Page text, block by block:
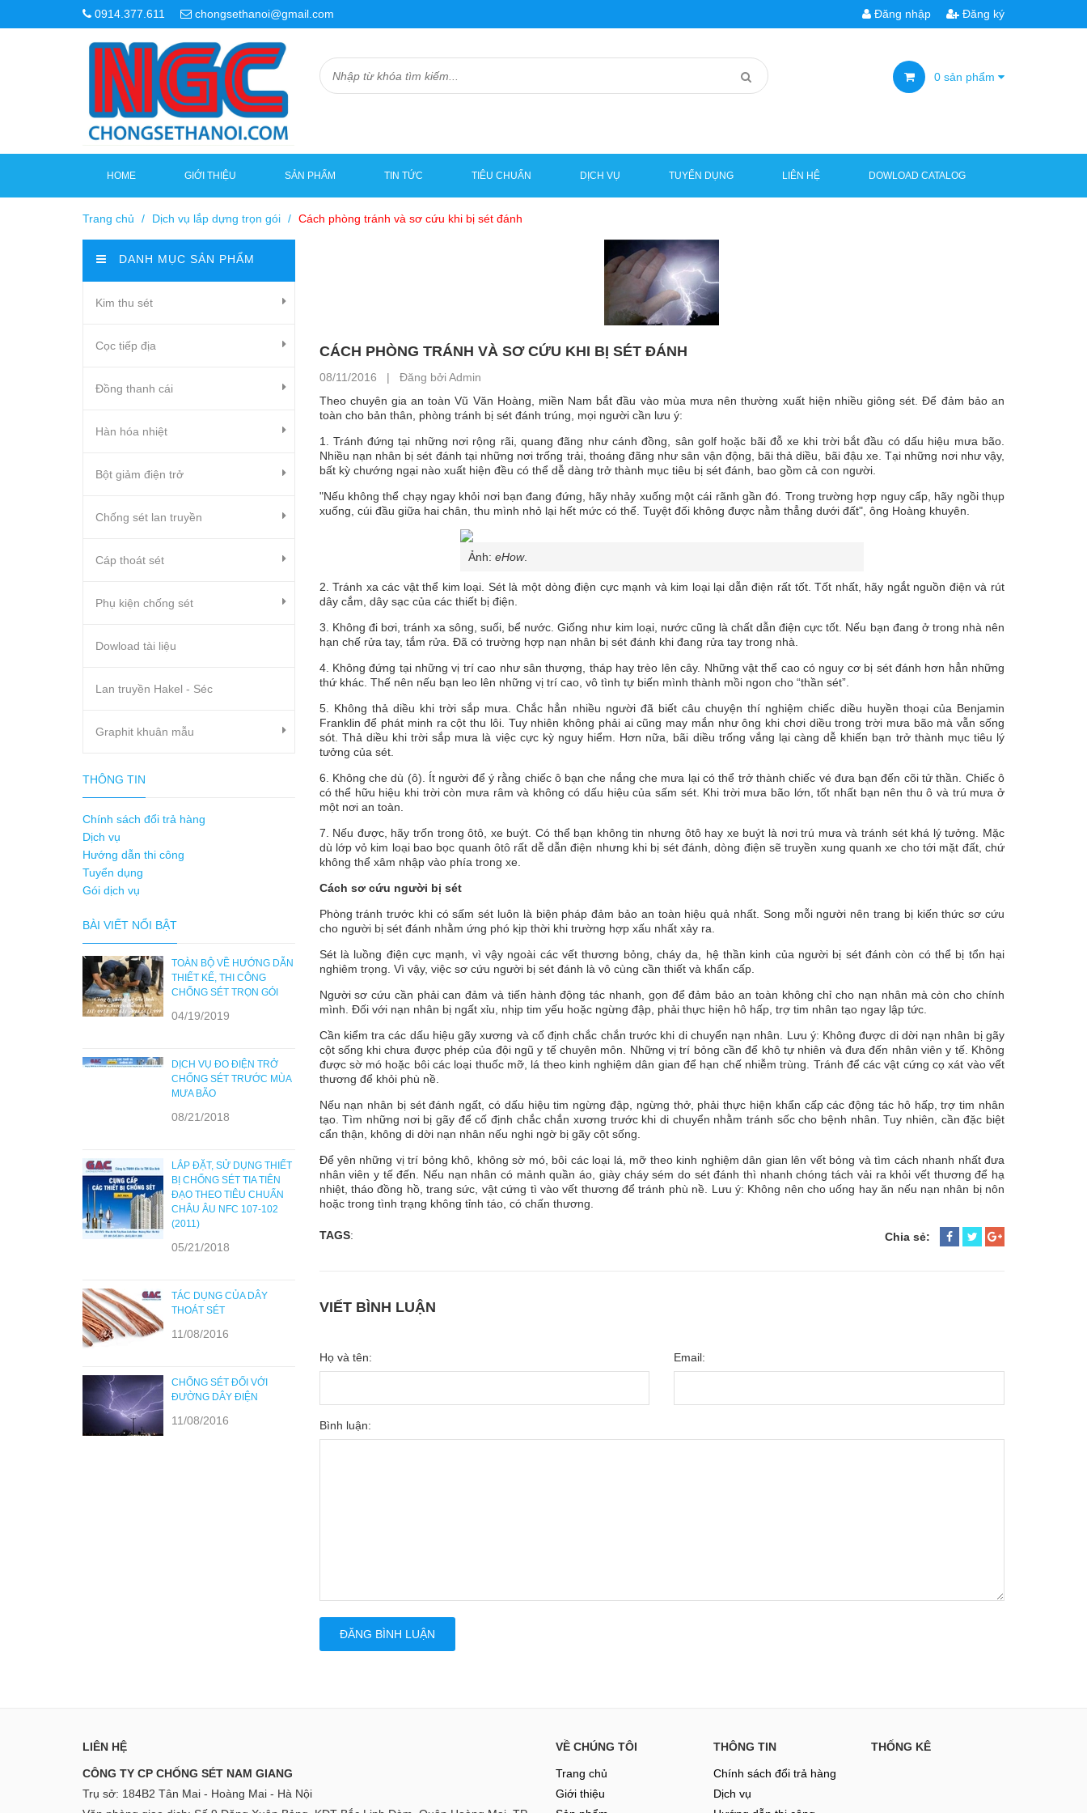
0914.377.611 chongsethanoi@gmail.com Đăng nhập Đăng ký
0 sản phẩm
HOME GIỚI THIỆU SẢN PHẨM TIN TỨC TIÊU CHUẨN DỊCH VỤ TUYỂN DỤNG LIÊN HỆ DOWLOAD CATALOG
Trang chủ / Dịch vụ lắp dựng trọn gói / Cách phòng tránh và sơ cứu khi bị sét đánh
CÁCH PHÒNG TRÁNH VÀ SƠ CỨU KHI BỊ SÉT ĐÁNH
08/11/2016 | Đăng bởi Admin
Theo chuyên gia an toàn Vũ Văn Hoàng, miền Nam bắt đầu vào mùa mưa nên thường xuất hiện nhiều giông sét. Để đảm bảo an
toàn cho bản thân, phòng tránh bị sét đánh trúng, mọi người cần lưu ý:
1. Tránh đứng tại những nơi rộng rãi, quang đãng như cánh đồng, sân golf hoặc bãi đỗ xe khi trời bắt đầu có dấu hiệu mưa bão.
Nhiều nạn nhân bị sét đánh tại những nơi trống trải, thoáng đãng như sân vận động, bãi thả diều, bãi đậu xe. Tại những nơi như vậy,
bất kỳ chướng ngại nào xuất hiện đều có thể dễ dàng trở thành mục tiêu bị sét đánh, bao gồm cả con người.
"Nếu không thể chạy ngay khỏi nơi bạn đang đứng, hãy nhảy xuống một cái rãnh gần đó. Trong trường hợp nguy cấp, hãy ngồi thụp
xuống, cúi đầu giữa hai chân, thu mình nhỏ lại hết mức có thể. Tuyệt đối không được nằm thẳng dưới đất", ông Hoàng khuyên.
Ảnh: eHow.
2. Tránh xa các vật thể kim loại. Sét là một dòng điện cực mạnh và kim loại lại dẫn điện rất tốt. Tốt nhất, hãy ngắt nguồn điện và rút
dây cắm, dây sạc của các thiết bị điện.
3. Không đi bơi, tránh xa sông, suối, bể nước. Giống như kim loại, nước cũng là chất dẫn điện cực tốt. Nếu bạn đang ở trong nhà nên
hạn chế rửa tay, tắm rửa. Đã có trường hợp nạn nhân bị sét đánh khi đang rửa tay trong nhà.
4. Không đứng tại những vị trí cao như sân thượng, tháp hay trèo lên cây. Những vật thể cao có nguy cơ bị sét đánh hơn hẳn những
thứ khác. Thế nên nếu bạn leo lên những vị trí cao, vô tình tự biến mình thành mồi ngon cho “thần sét”.
5. Không thả diều khi trời sắp mưa. Chắc hẳn nhiều người đã biết câu chuyện thí nghiệm chiếc diều huyền thoại của Benjamin
Franklin để phát minh ra cột thu lôi. Tuy nhiên không phải ai cũng may mắn như ông khi chơi diều trong trời mưa bão mà vẫn sống
sót. Thả diều khi trời sắp mưa là việc cực kỳ nguy hiểm. Hơn nữa, bãi diều trống vắng lại càng dễ khiến bạn trở thành mục tiêu lý
tưởng của sét.
6. Không che dù (ô). Ít người để ý rằng chiếc ô bạn che nắng che mưa lại có thể trở thành chiếc vé đưa bạn đến cõi tử thần. Chiếc ô
có thể hữu hiệu khi trời còn mưa râm và không có dấu hiệu của sấm sét. Khi trời mưa bão lớn, tốt nhất bạn nên thu ô và trú mưa ở
một nơi an toàn.
7. Nếu được, hãy trốn trong ôtô, xe buýt. Có thể bạn không tin nhưng ôtô hay xe buýt là nơi trú mưa và tránh sét khá lý tưởng. Mặc
dù lớp vỏ kim loại bao bọc quanh ôtô rất dễ dẫn điện nhưng khi bị sét đánh, dòng điện sẽ truyền xung quanh xe cho tới mặt đất, chứ
không thể xâm nhập vào phía trong xe.
Cách sơ cứu người bị sét
Phòng tránh trước khi có sấm sét luôn là biện pháp đảm bảo an toàn hiệu quả nhất. Song mỗi người nên trang bị kiến thức sơ cứu
cho người bị sét đánh nhằm ứng phó kịp thời khi trường hợp xấu nhất xảy ra.
Sét là luồng điện cực mạnh, vì vậy ngoài các vết thương bỏng, cháy da, hệ thần kinh của người bị sét đánh còn có thể bị tổn hại
nghiêm trọng. Vì vậy, việc sơ cứu người bị sét đánh là vô cùng cần thiết và khẩn cấp.
Người sơ cứu cần phải can đảm và tiến hành động tác nhanh, gọn để đảm bảo an toàn không chỉ cho nạn nhân mà còn cho chính
mình. Đối với nạn nhân bị ngất xỉu, nhịp tim yếu hoặc ngừng đập, phải thực hiện hô hấp, trợ tim nhân tạo ngay lập tức.
Cần kiểm tra các dấu hiệu gãy xương và cố định chắc chắn trước khi di chuyển nạn nhân. Lưu ý: Không được di dời nạn nhân bị gãy
cột sống khi chưa được phép của đội ngũ y tế chuyên môn. Những vị trí bỏng cần để khô tự nhiên và đưa đến nhân viên y tế. Không
được sờ mó hoặc bôi các loại thuốc mỡ, lá theo kinh nghiệm dân gian để hạn chế nhiễm trùng. Tránh để các vật cứng cọ xát vào vết
thương để khỏi phù nề.
Nếu nạn nhân bị sét đánh ngất, có dấu hiệu tim ngừng đập, ngừng thở, phải thực hiện khẩn cấp các động tác hô hấp, trợ tim nhân
tạo. Tìm những nơi bị gãy để cố định chắc chắn xương trước khi di chuyển nhằm tránh sốc cho bệnh nhân. Tuy nhiên, cần đặc biệt
cẩn thận, không di dời nạn nhân nếu nghi ngờ bị gãy cột sống.
Để yên những vị trí bỏng khô, không sờ mó, bôi các loại lá, mỡ theo kinh nghiệm dân gian lên vết bỏng và tìm cách nhanh nhất đưa
nhân viên y tế đến. Nếu nạn nhân có mảnh quần áo, giày cháy sém do sét đánh thì nhanh chóng tách vải ra khỏi vết thương để hạ
nhiệt, tháo đồng hồ, trang sức, vật cứng tì vào vết thương để tránh phù nề. Lưu ý: Không nên cho uống hay ăn nếu nạn nhân bị nôn
hoặc trong tình trạng không tỉnh táo, có chấn thương.
TAGS: Chia sẻ:
VIẾT BÌNH LUẬN
Họ và tên: Email:
Bình luận:
ĐĂNG BÌNH LUẬN
DANH MỤC SẢN PHẨM
Kim thu sét
Cọc tiếp địa
Đồng thanh cái
Hàn hóa nhiệt
Bột giảm điện trở
Chống sét lan truyền
Cáp thoát sét
Phụ kiện chống sét
Dowload tài liệu
Lan truyền Hakel - Séc
Graphit khuân mẫu
THÔNG TIN
Chính sách đổi trả hàng
Dịch vụ
Hướng dẫn thi công
Tuyển dụng
Gói dịch vụ
BÀI VIẾT NỔI BẬT
TOÀN BỘ VỀ HƯỚNG DẪN
THIẾT KẾ, THI CÔNG
CHỐNG SÉT TRỌN GÓI
04/19/2019
DỊCH VỤ ĐO ĐIỆN TRỞ
CHỐNG SÉT TRƯỚC MÙA
MƯA BÃO
08/21/2018
LẮP ĐẶT, SỬ DỤNG THIẾT
BỊ CHỐNG SÉT TIA TIÊN
ĐẠO THEO TIÊU CHUẨN
CHÂU ÂU NFC 107-102
(2011)
05/21/2018
TÁC DỤNG CỦA DÂY
THOÁT SÉT
11/08/2016
CHỐNG SÉT ĐỐI VỚI
ĐƯỜNG DÂY ĐIỆN
11/08/2016
LIÊN HỆ
CÔNG TY CP CHỐNG SÉT NAM GIANG
Trụ sở: 184B2 Tân Mai - Hoàng Mai - Hà Nội
VỀ CHÚNG TÔI
Trang chủ
Giới thiệu
THÔNG TIN
Chính sách đổi trả hàng
Dịch vụ
THỐNG KÊ